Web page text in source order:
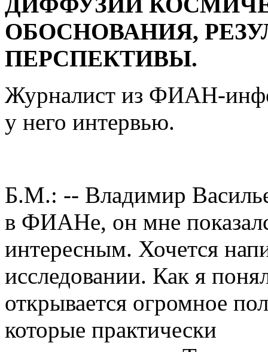
ОБОСНОВАНИЯ,
ПЕРСПЕКТИВЫ.
Журналист из ФИАН-
у него интервью.
Б.М.: -- Владимир
в ФИАНе, он мне
интересным. Хочется
исследовании. Как я
открывается огромное
которые практически